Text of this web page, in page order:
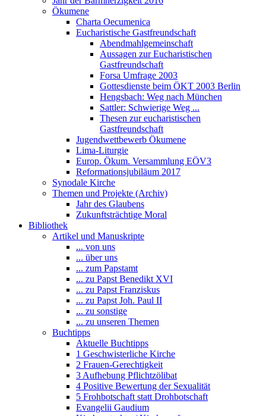
Ökumene
Charta Oecumenica
Eucharistische Gastfreundschaft
Abendmahlgemeinschaft
Aussagen zur Eucharistischen
Gastfreundschaft
Forsa Umfrage 2003
Gottesdienste beim ÖKT 2003 Berlin
Hengsbach: Weg nach München
Sattler: Schwierige Weg ...
Thesen zur eucharistischen
Gastfreundschaft
Jugendwettbewerb Ökumene
Lima-Liturgie
Europ. Ökum. Versammlung EÖV3
Reformationsjubiläum 2017
Synodale Kirche
Themen und Projekte (Archiv)
Jahr des Glaubens
Zukunftsträchtige Moral
Bibliothek
Artikel und Manuskripte
... von uns
... über uns
... zum Papstamt
... zu Papst Benedikt XVI
... zu Papst Franziskus
... zu Papst Joh. Paul II
... zu sonstige
... zu unseren Themen
Buchtipps
Aktuelle Buchtipps
1 Geschwisterliche Kirche
2 Frauen-Gerechtigkeit
3 Aufhebung Pflichtzölibat
4 Positive Bewertung der Sexualität
5 Frohbotschaft statt Drohbotschaft
Evangelii Gaudium